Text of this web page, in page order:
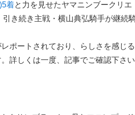
着と力を見せたヤマニンブークリエ
き続き主戦・横山典弘騎手が継続
ポートされており、らしさを感じる
詳しくは一度、記事でご確認下さい